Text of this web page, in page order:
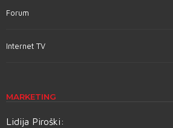
Forum
Internet TV
MARKETING
Lidija Piroški: